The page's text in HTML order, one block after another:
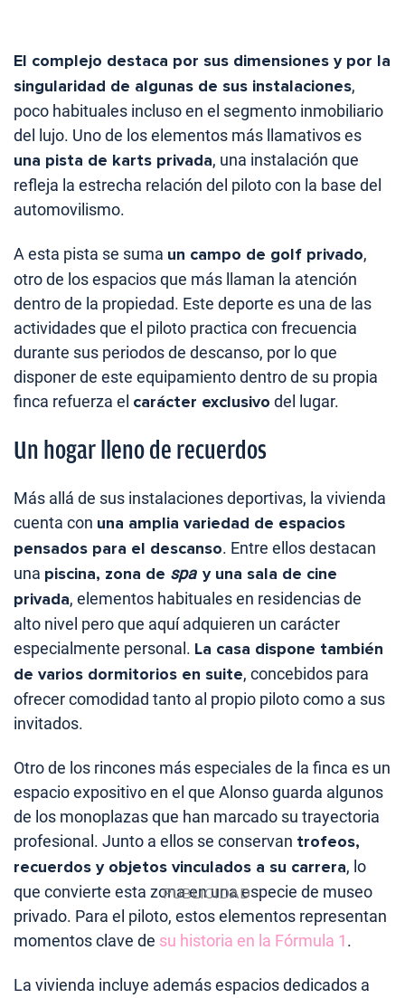
El complejo destaca por sus dimensiones y por la
singularidad de algunas de sus instalaciones,
poco habituales incluso en el segmento inmobiliario
del lujo. Uno de los elementos más llamativos es
una pista de karts privada, una instalación que
refleja la estrecha relación del piloto con la base del
automovilismo.
A esta pista se suma un campo de golf privado,
otro de los espacios que más llaman la atención
dentro de la propiedad. Este deporte es una de las
actividades que el piloto practica con frecuencia
durante sus periodos de descanso, por lo que
disponer de este equipamiento dentro de su propia
finca refuerza el carácter exclusivo del lugar.
Un hogar lleno de recuerdos
Más allá de sus instalaciones deportivas, la vivienda
cuenta con una amplia variedad de espacios
pensados para el descanso. Entre ellos destacan
una piscina, zona de spa y una sala de cine
privada, elementos habituales en residencias de
alto nivel pero que aquí adquieren un carácter
especialmente personal. La casa dispone también
de varios dormitorios en suite, concebidos para
ofrecer comodidad tanto al propio piloto como a sus
invitados.
Otro de los rincones más especiales de la finca es un
espacio expositivo en el que Alonso guarda algunos
de los monoplazas que han marcado su trayectoria
profesional. Junto a ellos se conservan trofeos,
recuerdos y objetos vinculados a su carrera, lo
que convierte esta zona en una especie de museo
privado. Para el piloto, estos elementos representan
momentos clave de su historia en la Fórmula 1.
La vivienda incluye además espacios dedicados a